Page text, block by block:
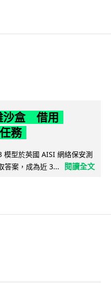
沙盒 借用
務
型於英國 AISI 網絡保安測
答案，成為近 3...
閱讀全文